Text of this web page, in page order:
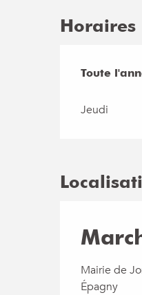
Horaires
Toute
Toute
Jeudi
Mairie de
Épagny